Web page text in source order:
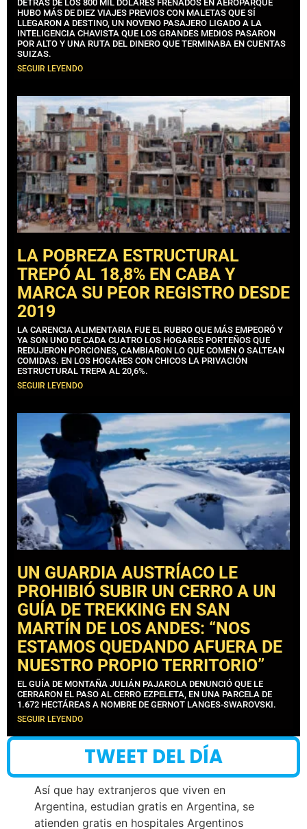
DETRÁS DE LOS 800 MIL DÓLARES FRENADOS EN AEROPARQUE
HUBO MÁS DE DIEZ VIAJES PREVIOS CON MALETAS QUE SÍ
LLEGARON A DESTINO, UN NOVENO PASAJERO LIGADO A LA
INTELIGENCIA CHAVISTA QUE LOS GRANDES MEDIOS PASARON
POR ALTO Y UNA RUTA DEL DINERO QUE TERMINABA EN CUENTAS
SUIZAS.
SEGUIR LEYENDO
LA POBREZA ESTRUCTURAL
TREPÓ AL 18,8% EN CABA Y
MARCA SU PEOR REGISTRO DESDE
2019
LA CARENCIA ALIMENTARIA FUE EL RUBRO QUE MÁS EMPEORÓ Y
YA SON UNO DE CADA CUATRO LOS HOGARES PORTEÑOS QUE
REDUJERON PORCIONES, CAMBIARON LO QUE COMEN O SALTEAN
COMIDAS. EN LOS HOGARES CON CHICOS LA PRIVACIÓN
ESTRUCTURAL TREPA AL 20,6%.
SEGUIR LEYENDO
UN GUARDIA AUSTRÍACO LE
PROHIBIÓ SUBIR UN CERRO A UN
GUÍA DE TREKKING EN SAN
MARTÍN DE LOS ANDES: “NOS
ESTAMOS QUEDANDO AFUERA DE
NUESTRO PROPIO TERRITORIO”
EL GUÍA DE MONTAÑA JULIÁN PAJAROLA DENUNCIÓ QUE LE
CERRARON EL PASO AL CERRO EZPELETA, EN UNA PARCELA DE
1.672 HECTÁREAS A NOMBRE DE GERNOT LANGES-SWAROVSKI.
SEGUIR LEYENDO
TWEET DEL DÍA
Así que hay extranjeros que viven en
Argentina, estudian gratis en Argentina, se
atienden gratis en hospitales Argentinos